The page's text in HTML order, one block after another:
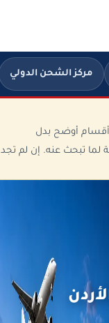
مركز الشحن الدولي
أوضح بدل
لما تبحث عنه. إن لم تجد